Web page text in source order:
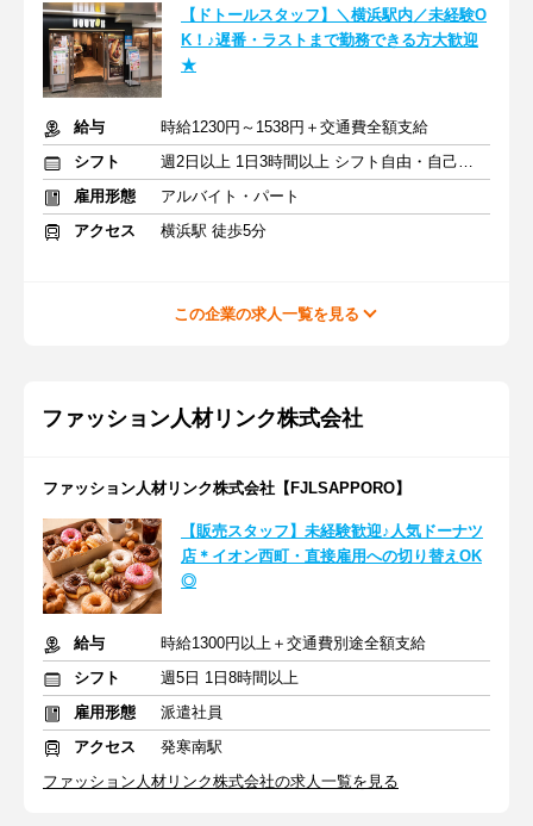
【ドトールスタッフ】＼横浜駅内／未経験O
K！♪遅番・ラストまで勤務できる方大歓迎
★
給与
時給1230円～1538円＋交通費全額支給
シフト
週2日以上 1日3時間以上 シフト自由・自己申告
雇用形態
アルバイト・パート
アクセス
横浜駅 徒歩5分
この企業の求人一覧を見る
ファッション人材リンク株式会社
ファッション人材リンク株式会社【FJLSAPPORO】
【販売スタッフ】未経験歓迎♪人気ドーナツ
店＊イオン西町・直接雇用への切り替えOK
◎
給与
時給1300円以上＋交通費別途全額支給
シフト
週5日 1日8時間以上
雇用形態
派遣社員
アクセス
発寒南駅
ファッション人材リンク株式会社の求人一覧を見る